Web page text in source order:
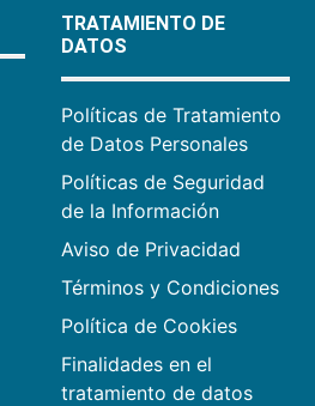
TRATAMIENTO DE
DATOS
Políticas de Tratamiento
de Datos Personales
Políticas de Seguridad
de la Información
Aviso de Privacidad
Términos y Condiciones
Política de Cookies
Finalidades en el
tratamiento de datos